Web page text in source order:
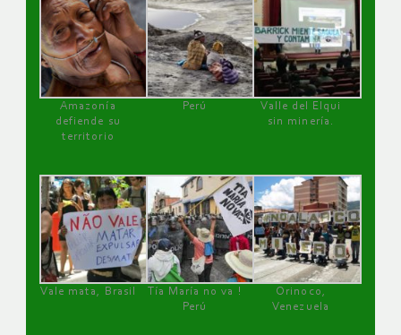
Amazonía
defiende su
territorio
Perú
Valle del Elqui
sin minería.
Vale mata, Brasil
Tía María no va !
Perú
Orinoco,
Venezuela